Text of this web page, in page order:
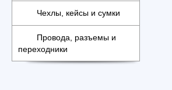
Чехлы, кейсы и сумки
Провода, разъемы и
переходники